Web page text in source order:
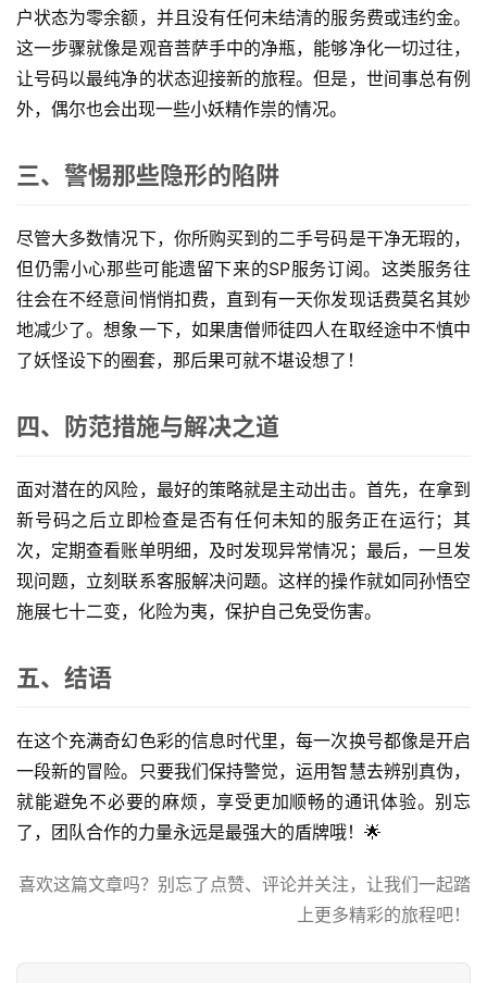
页
号
卡
百
科
防
知
识
行
业
资
量
卡
推
荐
号
投稿
户状态为零余额，并且没有任何未结清的服务费或违约金。
这一步骤就像是观音菩萨手中的净瓶，能够净化一切过往，
让号码以最纯净的状态迎接新的旅程。但是，世间事总有例
外，偶尔也会出现一些小妖精作祟的情况。
三、警惕那些隐形的陷阱
尽管大多数情况下，你所购买到的二手号码是干净无瑕的，
但仍需小心那些可能遗留下来的SP服务订阅。这类服务往
往会在不经意间悄悄扣费，直到有一天你发现话费莫名其妙
地减少了。想象一下，如果唐僧师徒四人在取经途中不慎中
了妖怪设下的圈套，那后果可就不堪设想了！
四、防范措施与解决之道
面对潜在的风险，最好的策略就是主动出击。首先，在拿到
新号码之后立即检查是否有任何未知的服务正在运行；其
次，定期查看账单明细，及时发现异常情况；最后，一旦发
现问题，立刻联系客服解决问题。这样的操作就如同孙悟空
施展七十二变，化险为夷，保护自己免受伤害。
五、结语
在这个充满奇幻色彩的信息时代里，每一次换号都像是开启
一段新的冒险。只要我们保持警觉，运用智慧去辨别真伪，
就能避免不必要的麻烦，享受更加顺畅的通讯体验。别忘
了，团队合作的力量永远是最强大的盾牌哦！🌟
喜欢这篇文章吗？别忘了点赞、评论并关注，让我们一起踏
上更多精彩的旅程吧！